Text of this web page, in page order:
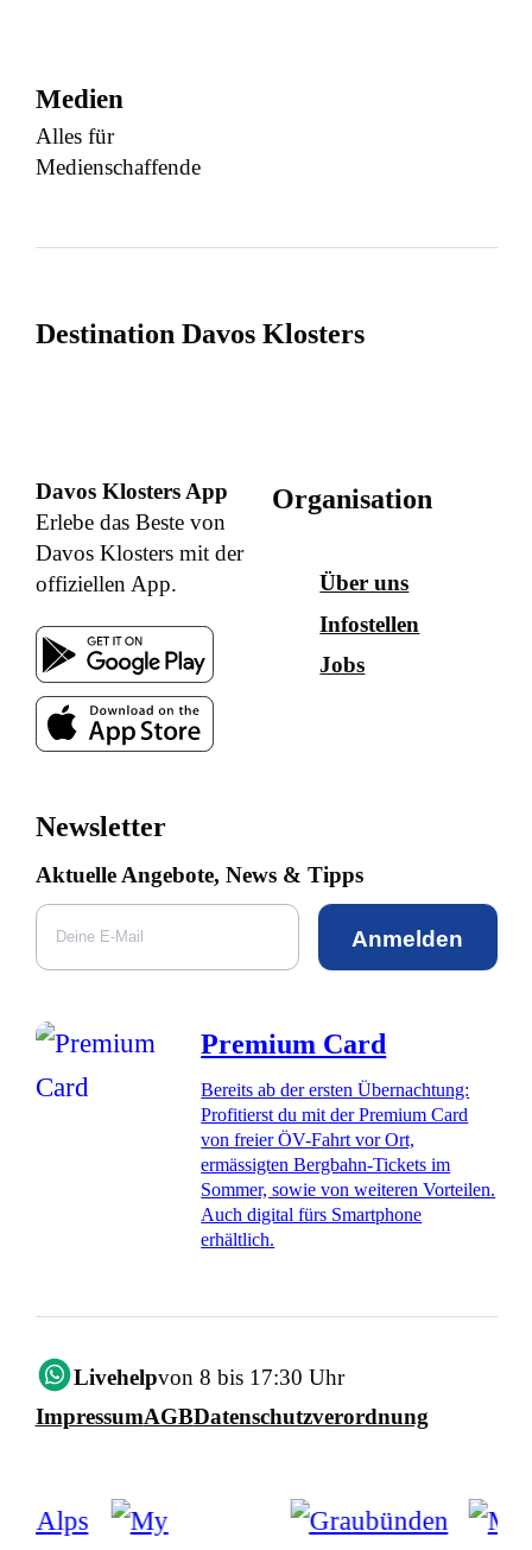
Medien
Alles für
Medienschaffende
Destination Davos Klosters
Davos Klosters App
Erlebe das Beste von
Davos Klosters mit der
offiziellen App.
Organisation
Über uns
Infostellen
Jobs
Newsletter
Aktuelle Angebote, News & Tipps
Anmelden
Premium Card
Bereits ab der ersten Übernachtung:
Profitierst du mit der Premium Card
von freier ÖV-Fahrt vor Ort,
ermässigten Bergbahn-Tickets im
Sommer, sowie von weiteren Vorteilen.
Auch digital fürs Smartphone
erhältlich.
Livehelpvon 8 bis 17:30 Uhr
ImpressumAGBDatenschutzverordnung